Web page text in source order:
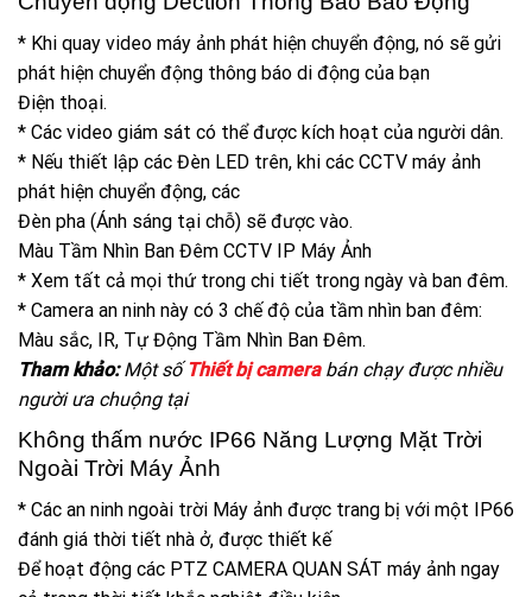
* Khi quay video máy ảnh phát hiện chuyển động, nó sẽ gửi
phát hiện chuyển động thông báo di động của bạn
Điện thoại.
* Các video giám sát có thể được kích hoạt của người dân.
* Nếu thiết lập các Đèn LED trên, khi các CCTV máy ảnh
phát hiện chuyển động, các
Đèn pha (Ánh sáng tại chỗ) sẽ được vào.
Màu Tầm Nhìn Ban Đêm CCTV IP Máy Ảnh
* Xem tất cả mọi thứ trong chi tiết trong ngày và ban đêm.
* Camera an ninh này có 3 chế độ của tầm nhìn ban đêm:
Màu sắc, IR, Tự Động Tầm Nhìn Ban Đêm.
Tham khảo:Một sốThiết bị camerabán chạy được nhiều
người ưa chuộng tại
Không thấm nước IP66 Năng Lượng Mặt Trời
Ngoài Trời Máy Ảnh
* Các an ninh ngoài trời Máy ảnh được trang bị với một IP66
đánh giá thời tiết nhà ở, được thiết kế
Để hoạt động các PTZ CAMERA QUAN SÁT máy ảnh ngay